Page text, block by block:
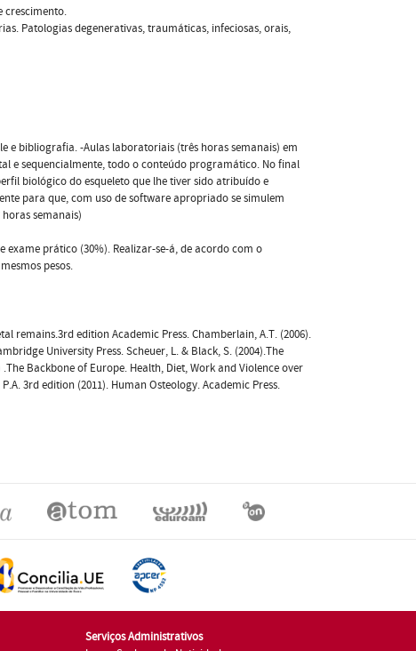
crescimento.
Patologias degenerativas, traumáticas, infeciosas, orais,
e bibliografia. -Aulas laboratoriais (três horas semanais) em
e sequencialmente, todo o conteúdo programático. No final
biológico do esqueleto que lhe tiver sido atribuído e
para que, com uso de software apropriado se simulem
semanais)
prático (30%). Realizar-se-á, de acordo com o
pesos.
remains.3rd edition Academic Press. Chamberlain, A.T. (2006).
University Press. Scheuer, L. & Black, S. (2004).The
.The Backbone of Europe. Health, Diet, Work and Violence over
3rd edition (2011). Human Osteology. Academic Press.
Serviços Administrativos